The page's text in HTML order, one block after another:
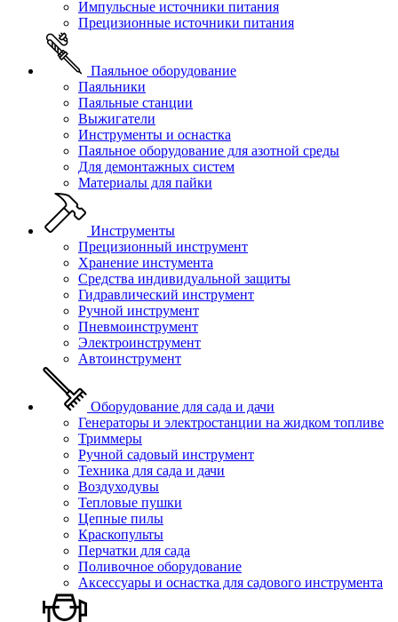
Импульсные источники питания
Прецизионные источники питания
Паяльное оборудование
Паяльники
Паяльные станции
Выжигатели
Инструменты и оснастка
Паяльное оборудование для азотной среды
Для демонтажных систем
Материалы для пайки
Инструменты
Прецизионный инструмент
Хранение инстумента
Средства индивидуальной защиты
Гидравлический инструмент
Ручной инструмент
Пневмоинструмент
Электроинструмент
Автоинструмент
Оборудование для сада и дачи
Генераторы и электростанции на жидком топливе
Триммеры
Ручной садовый инструмент
Техника для сада и дачи
Воздуходувы
Тепловые пушки
Цепные пилы
Краскопульты
Перчатки для сада
Поливочное оборудование
Аксессуары и оснастка для садового инструмента